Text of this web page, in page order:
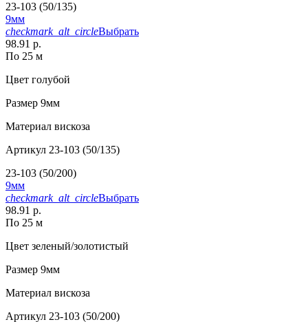
23-103 (50/135)
9мм
checkmark_alt_circleВыбрать
98.91 р.
По 25 м
Цвет голубой
Размер 9мм
Материал вискоза
Артикул 23-103 (50/135)
23-103 (50/200)
9мм
checkmark_alt_circleВыбрать
98.91 р.
По 25 м
Цвет зеленый/золотистый
Размер 9мм
Материал вискоза
Артикул 23-103 (50/200)